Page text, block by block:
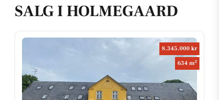
SALG I HOLMEGAARD
8.345.000 kr
634 m2